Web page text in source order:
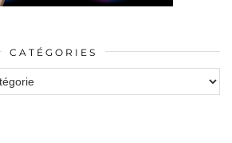
CATÉGORIES